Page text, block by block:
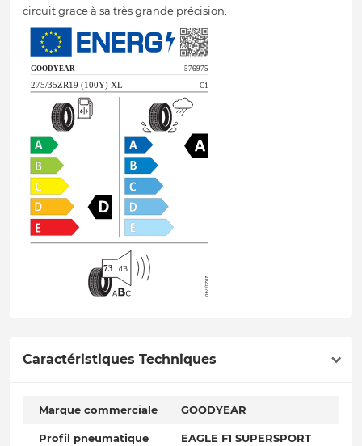
circuit grace à sa très grande précision.
Caractéristiques Techniques
Marque commerciale GOODYEAR
Profil pneumatique EAGLE F1 SUPERSPORT